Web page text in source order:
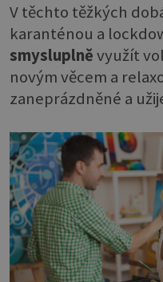
V těchto těžkých
karanténou a
smysluplněvyužít
novým věcem a
zaneprázdněné a